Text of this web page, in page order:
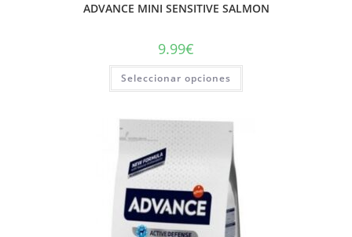
ADVANCE MINI SENSITIVE SALMON
9.99€
Seleccionar opciones